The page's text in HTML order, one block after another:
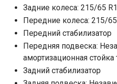
Задние колеса: 215/65
Передние колеса: 215/
Передний стабилизатор
Передняя подвеска:
амортизационная
Задний стабилизатор